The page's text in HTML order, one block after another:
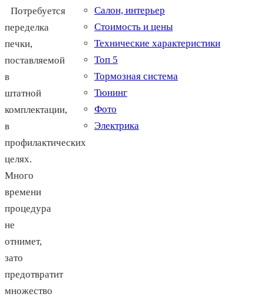
Потребуется
переделка
печки,
поставляемой
в
штатной
комплектации,
в
профилактических
целях.
Много
времени
процедура
не
отнимет,
зато
предотвратит
множество
Салон, интерьер
Стоимость и цены
Технические характеристики
Топ 5
Тормозная система
Тюнинг
Фото
Электрика